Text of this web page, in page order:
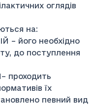
оглядів
на:
його необхідно
до поступлення
проходить
їх
певний вид